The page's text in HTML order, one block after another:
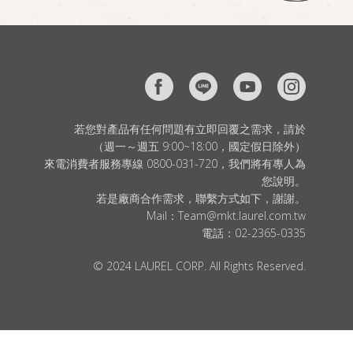
若您對產品有任何問題有立即回覆之需求，請於
（週一～週五 9:00~18:00，國定假日除外）
來電消費者服務專線 0800-031-720，我們將有專人為
您說明。
若是廠商合作需求，聯繫方式如下，謝謝。
Mail： Team@mkt.laurel.com.tw
電話： 02-2365-0335
© 2024 LAUREL CORP. All Rights Reserved.